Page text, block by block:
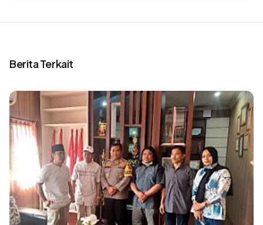
Berita Terkait